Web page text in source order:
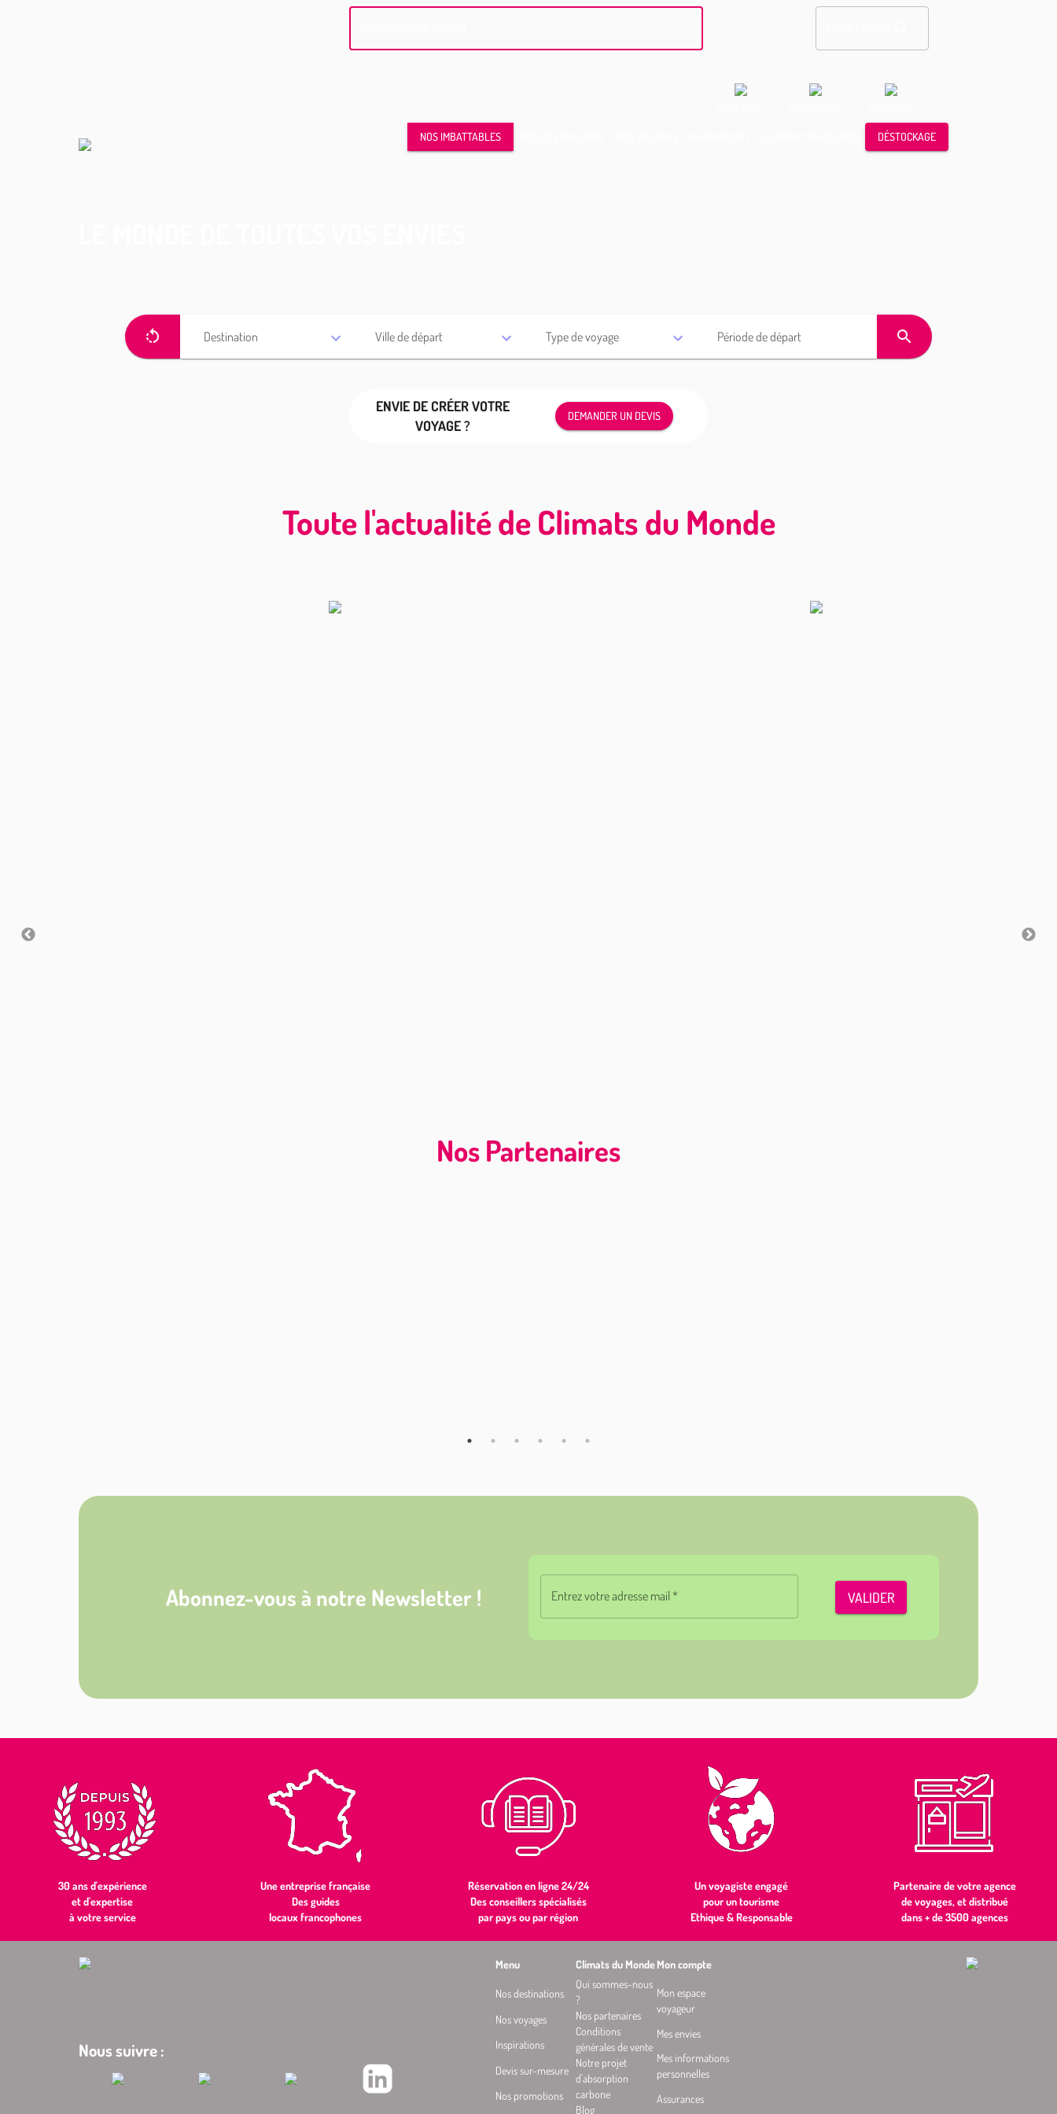
NOS IMBATTABLES DÉSTOCKAGE
Destination Ville de départ Type de voyage Période de départ
ENVIE DE CRÉER VOTRE
VOYAGE ?
DEMANDER UN DEVIS
Toute l'actualité de Climats du Monde
Nos Partenaires
Abonnez-vous à notre Newsletter ! Entrez votre adresse mail* VALIDER
30 ans d'expérience
et d'expertise
à votre service
Une entreprise française
Des guides
locaux francophones
Réservation en ligne 24/24
Des conseillers spécialisés
par pays ou par région
Un voyagiste engagé
pour un tourisme
Ethique & Responsable
Partenaire de votre agence
de voyages, et distribué
dans + de 3500 agences
Nous suivre :
Menu
Nos destinations
Nos voyages
Inspirations
Devis sur-mesure
Nos promotions
Climats du Monde
Qui sommes-nous
?
Nos partenaires
Conditions
générales de vente
Notre projet
d'absorption
carbone
Blog
Mon compte
Mon espace
voyageur
Mes envies
Mes informations
personnelles
Assurances